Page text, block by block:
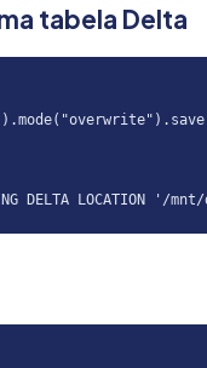
tabela Delta
DELTA LOCATION '/